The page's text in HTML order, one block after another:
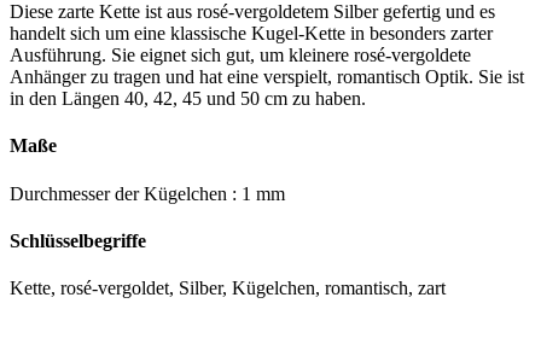
Diese zarte Kette ist aus rosé-vergoldetem Silber gefertig und es
handelt sich um eine klassische Kugel-Kette in besonders zarter
Ausführung. Sie eignet sich gut, um kleinere rosé-vergoldete
Anhänger zu tragen und hat eine verspielt, romantisch Optik. Sie ist
in den Längen 40, 42, 45 und 50 cm zu haben.
Maße
Durchmesser der Kügelchen : 1 mm
Schlüsselbegriffe
Kette, rosé-vergoldet, Silber, Kügelchen, romantisch, zart